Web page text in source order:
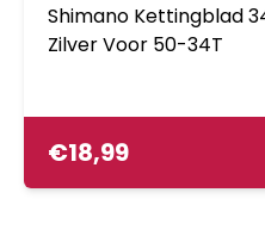
Shimano Kettingblad
Zilver Voor 50-34T
€18,99